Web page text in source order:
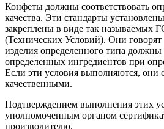
Конфеты должны соответствовать
качества. Эти стандарты
закреплены в виде так называемых
(Технических Условий). Они говорят
изделия определенного типа должны
определенных ингредиентов при
Если эти условия выполняются, они
качественными.
Подтверждением выполнения этих
уполномоченным органом
производителю.